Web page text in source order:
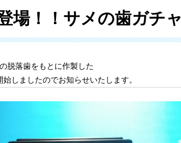
場！！サメの歯ガチャ
脱落歯をもとに作製した
しましたのでお知らせいたします。